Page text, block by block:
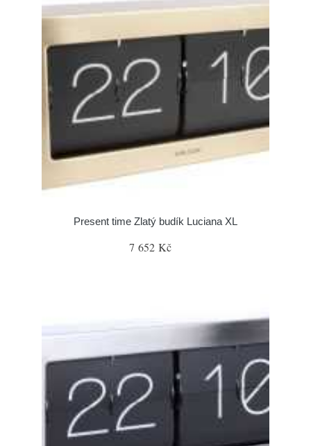
Present time Zlatý budík Luciana XL
7 652 Kč